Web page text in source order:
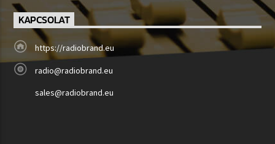
KAPCSOLAT
https://radiobrand.eu
radio@radiobrand.eu
sales@radiobrand.eu